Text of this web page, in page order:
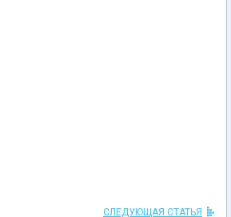
СЛЕДУЮЩАЯ СТАТЬЯ